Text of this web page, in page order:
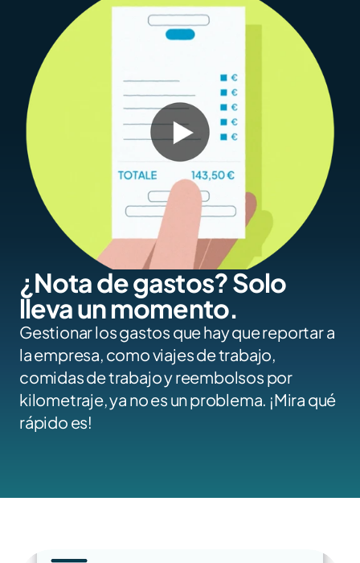
¿Nota de gastos? Solo
lleva un momento.
Gestionar los gastos que hay que reportar a
la empresa, como viajes de trabajo,
comidas de trabajo y reembolsos por
kilometraje, ya no es un problema. ¡Mira qué
rápido es!